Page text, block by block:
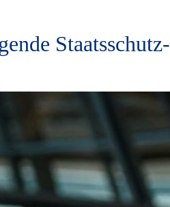
Staatsschutz-